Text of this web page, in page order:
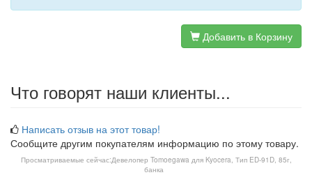
Добавить в Корзину
Что говорят наши клиенты...
Написать отзыв на этот товар!
Сообщите другим покупателям информацию по этому товару.
Просматриваемые сейчас:Девелопер Tomoegawa для Kyocera, Тип ED-91D, 85г,
банка